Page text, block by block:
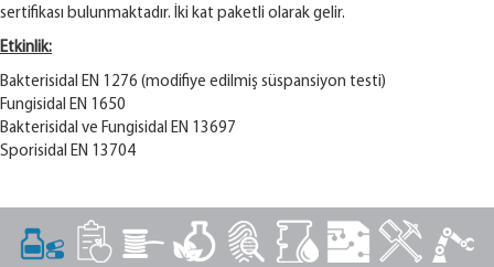
sertifikası bulunmaktadır. İki kat paketli olarak gelir.
Etkinlik:
Bakterisidal EN 1276 (modifiye edilmiş süspansiyon testi)
Fungisidal EN 1650
Bakterisidal ve Fungisidal EN 13697
Sporisidal EN 13704